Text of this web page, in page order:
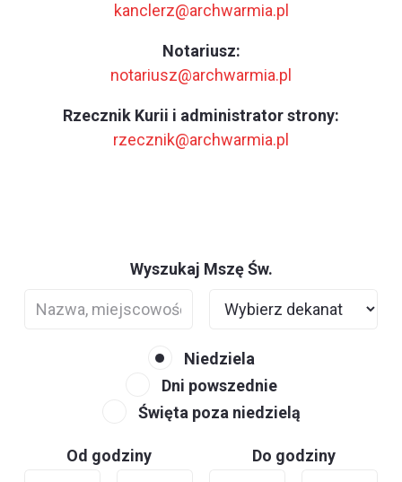
kanclerz@archwarmia.pl
Notariusz:
notariusz@archwarmia.pl
Rzecznik Kurii i administrator strony:
rzecznik@archwarmia.pl
Wyszukaj Mszę Św.
Niedziela
Dni powszednie
Święta poza niedzielą
Od godziny Do godziny